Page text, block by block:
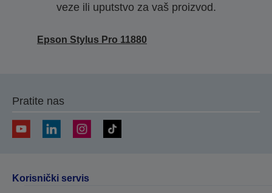
veze ili uputstvo za vaš proizvod.
Epson Stylus Pro 11880
Pratite nas
Korisnički servis